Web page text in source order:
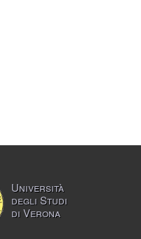
Università
degli Studi
di Verona